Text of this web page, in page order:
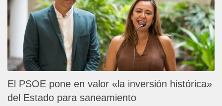
El PSOE pone en valor «la inversión histórica»
del Estado para saneamiento